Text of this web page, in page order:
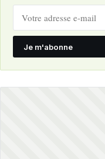
Je m'abonne